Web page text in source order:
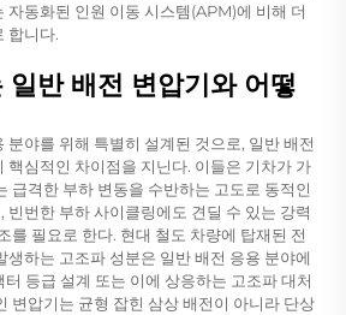
자동화된 인원 이동 시스템(APM)에 비해 더
합니다.
일반 배전 변압기와 어떻
분야를 위해 특별히 설계된 것으로, 일반 배전
핵심적인 차이점을 지닌다. 이들은 기차가 가
급격한 부하 변동을 수반하는 고도로 동적인
빈번한 부하 사이클링에도 견딜 수 있는 강력
를 필요로 한다. 현대 철도 차량에 탑재된 전
생하는 고조파 성분은 일반 배전 응용 분야에
등급 설계 또는 이에 상응하는 고조파 대처
변압기는 균형 잡힌 삼상 배전이 아니라 단상